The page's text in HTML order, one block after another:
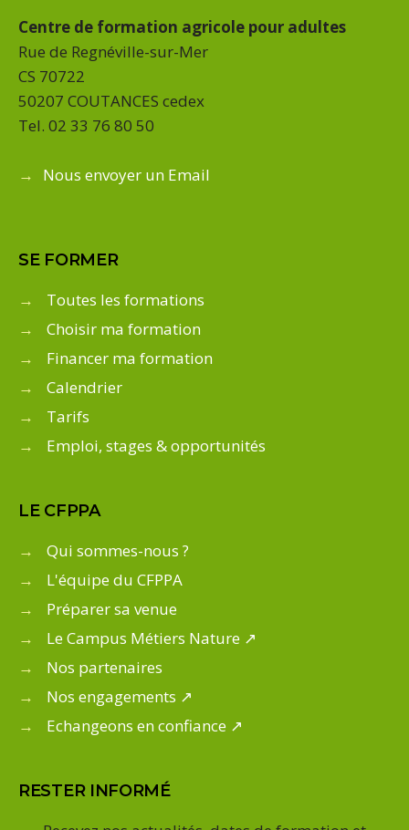
Centre de formation agricole pour adultes
Rue de Regnéville-sur-Mer
CS 70722
50207 COUTANCES cedex
Tel. 02 33 76 80 50
→ Nous envoyer un Email
SE FORMER
→
Toutes les formations
→
Choisir ma formation
→
Financer ma formation
→
Calendrier
→
Tarifs
→
Emploi, stages & opportunités
LE CFPPA
→
Qui sommes-nous ?
→
L'équipe du CFPPA
→
Préparer sa venue
→
Le Campus Métiers Nature ↗
→
Nos partenaires
→
Nos engagements ↗
→
Echangeons en confiance ↗
RESTER INFORMÉ